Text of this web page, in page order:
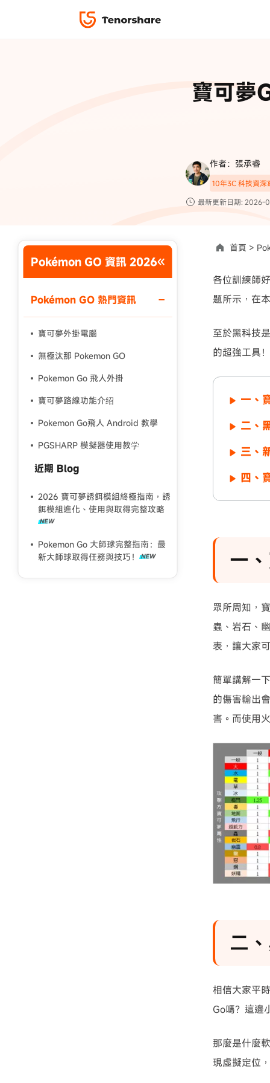
4DDiG
4DDiG
·iPhone 照片備份
為您提供最豐富的教學影片
限時 5 折優惠，立即
複製折扣碼
前往搶購
使用說明：以上折扣碼僅用於 iAnyGo 終身方案,加購後即
寶可夢
作者：張承睿
10年3C 科技資深
最新更新日期: 2026-
Pokémon GO 資訊 2026
Pokémon GO 熱門資訊
寶可夢外掛電腦
無極汰那 Pokemon GO
Pokemon Go 飛人外掛
寶可夢路線功能介绍
Pokemon Go飛人 Android 教學
PGSHARP 模擬器使用教学
近期 Blog
2026 寶可夢誘餌模組終極指南，誘
餌模組進化、使用與取得完整攻略
Pokemon Go 大師球完整指南：最
新大師球取得任務與技巧！
首頁 >
各位訓練師
題所示，在
至於黑科技
的超強工具
一、
二、
三、
四、
一
眾所周知，
蟲、岩石、
表，讓大家
簡單講解一
的傷害輸出
害。而使用
二
相信大家平
Go嗎？這邊
那麼是什麼
現虛擬定位